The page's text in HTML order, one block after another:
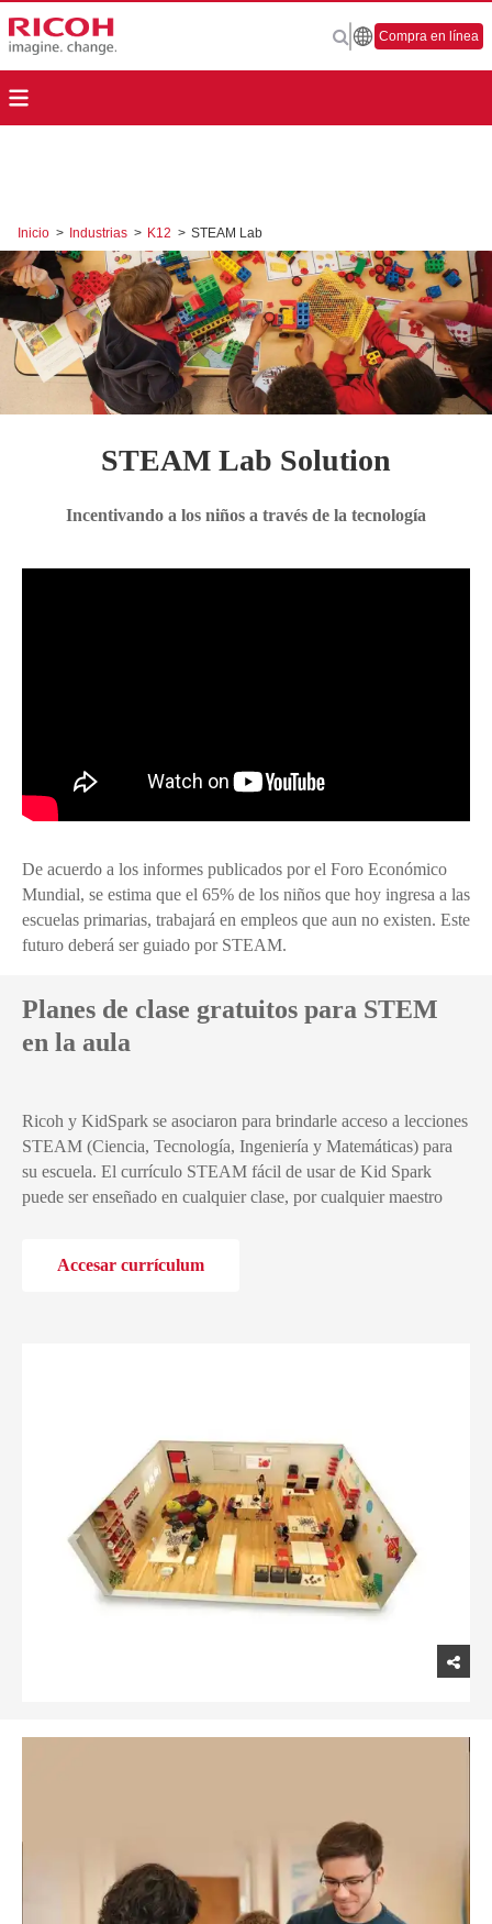
Compra en línea
Inicio > Industrias > K12 > STEAM Lab
STEAM Lab Solution
Incentivando a los niños a través de la tecnología
De acuerdo a los informes publicados por el Foro Económico
Mundial, se estima que el 65% de los niños que hoy ingresa a las
escuelas primarias, trabajará en empleos que aun no existen. Este
futuro deberá ser guiado por STEAM.
Planes de clase gratuitos para STEM
en la aula
Ricoh y KidSpark se asociaron para brindarle acceso a lecciones
STEAM (Ciencia, Tecnología, Ingeniería y Matemáticas) para
su escuela. El currículo STEAM fácil de usar de Kid Spark
puede ser enseñado en cualquier clase, por cualquier maestro
Accesar currículum